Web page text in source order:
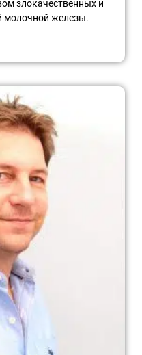
злокачественных и
молочной железы.